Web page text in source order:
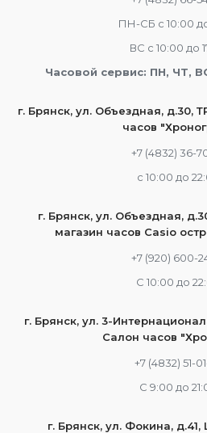
ПН-СБ с 10:00
ВС с 10:00 до
Часовой сервис: ПН, ЧТ,
г. Брянск, ул. Объездная, д.30,
часов
+7 (4832) 36-
c 10:00 до
г. Брянск, ул. Объездная,
магазин часов Casio
+7 (920) 600-
С 10:00 до
г. Брянск, ул. 3-
Салон часов
+7 (4832) 51-
С 9:00 до
г. Брянск, ул. Фокина,